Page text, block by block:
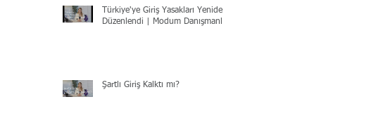
Türkiye'ye Giriş Yasakları Yeniden
Düzenlendi | Modum Danışmanlık
Şartlı Giriş Kalktı mı?